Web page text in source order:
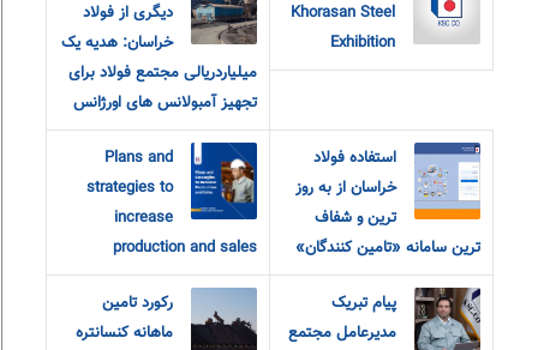
Khorasan Steel
Exhibition
دیگری از فولاد
خراسان: هدیه یک
میلیاردریالی مجتمع فولاد برای
تجهیز آمبولانس های اورژانس
استفاده فولاد
خراسان از به روز
ترین و شفاف
ترین سامانه «تامین کنندگان»
Plans and
strategies to
increase
production and sales
پیام تبریک
مدیرعامل مجتمع
رکورد تامین
ماهانه کنسانتره